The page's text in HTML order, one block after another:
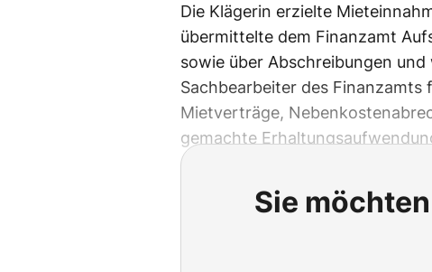
Die Klägerin erzielte
übermittelte dem Finanzamt
sowie über Abschreibungen
Sachbearbeiter des
Mietverträge,
gemachte
Sie